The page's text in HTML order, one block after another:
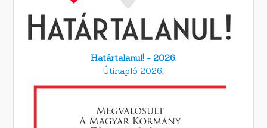
Határtalanul! - 2026.
Útinapló 2026.,